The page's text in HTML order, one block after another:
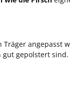
angepasst
gepolstert